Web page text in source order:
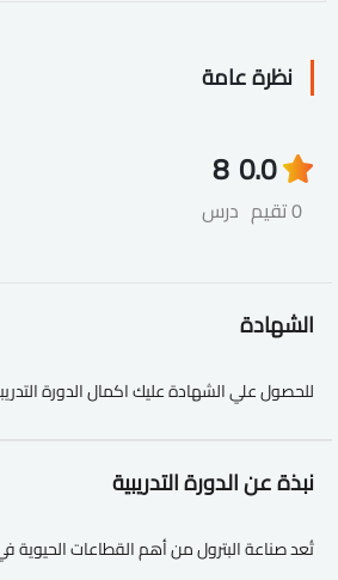
نظرة عامة
0.0
0 تقيم
8
درس
الشهادة
للحصول علي الشهادة عليك اكمال الدورة
نبذة عن الدورة التدريبية
تُعد صناعة البترول من أهم القطاعات الحيوية